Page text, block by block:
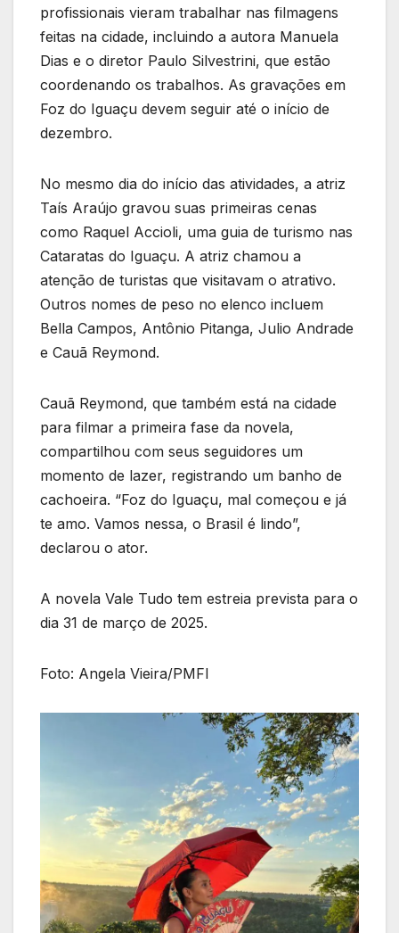
profissionais vieram trabalhar nas filmagens
feitas na cidade, incluindo a autora Manuela
Dias e o diretor Paulo Silvestrini, que estão
coordenando os trabalhos. As gravações em
Foz do Iguaçu devem seguir até o início de
dezembro.
No mesmo dia do início das atividades, a atriz
Taís Araújo gravou suas primeiras cenas
como Raquel Accioli, uma guia de turismo nas
Cataratas do Iguaçu. A atriz chamou a
atenção de turistas que visitavam o atrativo.
Outros nomes de peso no elenco incluem
Bella Campos, Antônio Pitanga, Julio Andrade
e Cauã Reymond.
Cauã Reymond, que também está na cidade
para filmar a primeira fase da novela,
compartilhou com seus seguidores um
momento de lazer, registrando um banho de
cachoeira. “Foz do Iguaçu, mal começou e já
te amo. Vamos nessa, o Brasil é lindo”,
declarou o ator.
A novela Vale Tudo tem estreia prevista para o
dia 31 de março de 2025.
Foto: Angela Vieira/PMFI